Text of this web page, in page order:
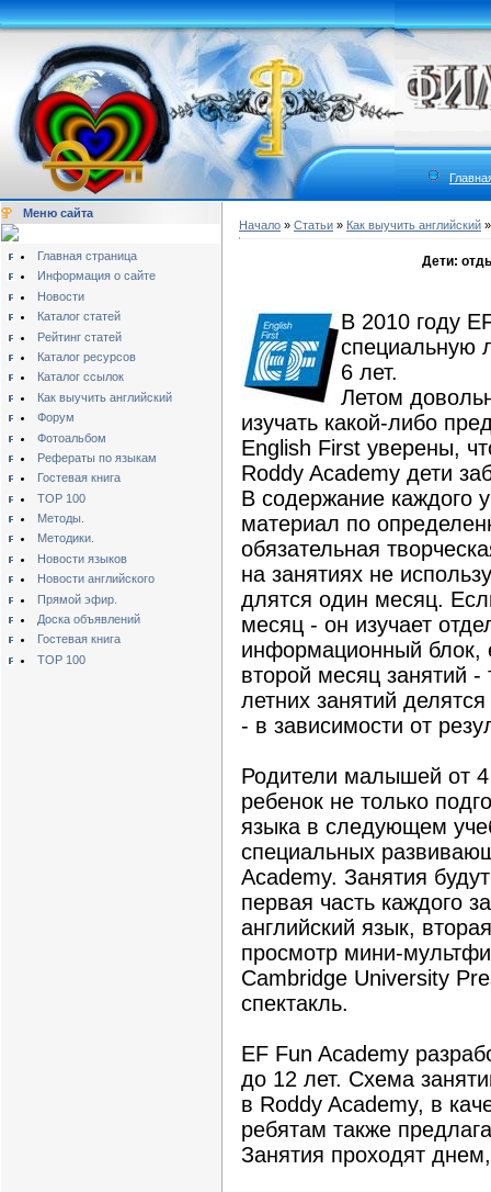
Меню сайта
Главная страница
Информация о сайте
Новости
Каталог статей
Рейтинг статей
Каталог ресурсов
Каталог ссылок
Как выучить английский
Форум
Фотоальбом
Рефераты по языкам
Гостевая книга
TOP 100
Методы.
Методики.
Новости языков
Новости английского
Прямой эфир.
Доска объявлений
Гостевая книга
TOP 100
Начало » Статьи » Как выучить английский
Дети:
В 2010 году
специальную
6 лет.
Летом
изучать какой-либо
English First уверены,
Roddy Academy дети
В содержание каждого
материал по
обязательная
на занятиях не
длятся один месяц.
месяц - он изучает
информационный блок,
второй месяц занятий
летних занятий
- в зависимости от
Родители малышей от
ребенок не только
языка в следующем
специальных
Academy. Занятия
первая часть каждого
английский язык,
просмотр мини-
Cambridge University
спектакль.
EF Fun Academy
до 12 лет. Схема
в Roddy Academy, в
ребятам также
Занятия проходят